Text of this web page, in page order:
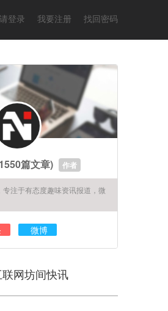
登录 我要注册 找回密码
篇文章) 作者
注于有态度趣味资讯报道，微
微博
网坊间快讯